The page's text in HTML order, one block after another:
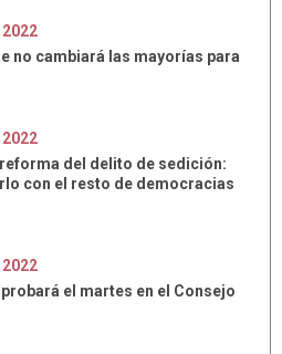
2022
no cambiará las mayorías para
2022
del delito de sedición:
con el resto de democracias
2022
el martes en el Consejo